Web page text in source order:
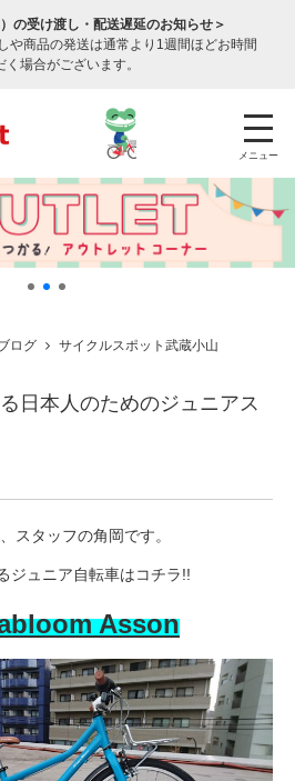
の受け渡し・配送遅延のお知らせ＞
や商品の発送は通常より1週間ほどお時間
く場合がございます。
メニュー
賃
ログ サイクルスポット武蔵小山
日本人のためのジュニアス
スタッフの角岡です。
ジュニア自転車はコチラ!!
Asson